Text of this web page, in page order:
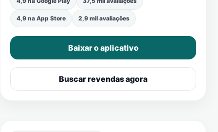
4,9 na App Store 2,9 mil avaliações
Baixar o aplicativo
Buscar revendas agora